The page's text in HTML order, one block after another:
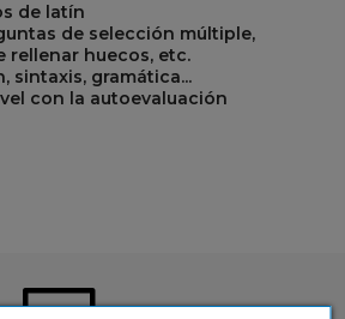
de latín
de selección múltiple,
rellenar huecos, etc.
sintaxis, gramática...
con la autoevaluación